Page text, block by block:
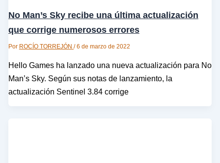
No Man’s Sky recibe una última actualización
que corrige numerosos errores
Por ROCÍO TORREJÓN /6 de marzo de 2022
Hello Games ha lanzado una nueva actualización para No
Man’s Sky. Según sus notas de lanzamiento, la
actualización Sentinel 3.84 corrige